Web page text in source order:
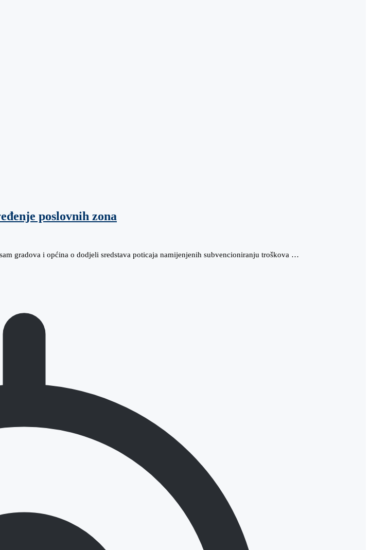
poslovnih zona
gradova i općina o dodjeli sredstava poticaja namijenjenih subvencioniranju troškova …